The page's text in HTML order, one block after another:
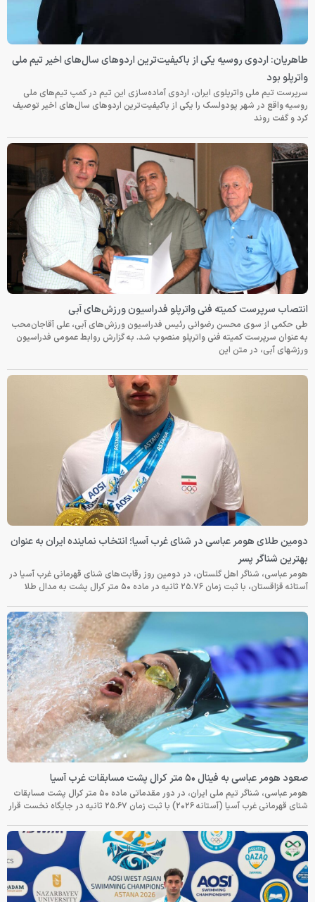
طاهریان: اردوی روسیه یکی از باکیفیت‌ترین اردوهای سال‌های اخیر تیم ملی
واترپلو بود
سرپرست تیم ملی واترپلوی ایران، اردوی آماده‌سازی این تیم در کمپ تیم‌های ملی
روسیه واقع در شهر پودولسک را یکی از باکیفیت‌ترین اردوهای سال‌های اخیر توصیف
کرد و گفت روند
انتصاب سرپرست کمیته فنی واترپلو فدراسیون ورزش‌های آبی
طی حکمی از سوی محسن رضوانی رئیس فدراسیون ورزش‌های آبی، علی آقاجان‌محب
به عنوان سرپرست کمیته فنی واترپلو منصوب شد. به گزارش روابط عمومی فدراسیون
ورزشهای آبی، در متن این
دومین طلای هومر عباسی در شنای غرب آسیا؛ انتخاب نماینده ایران به عنوان
بهترین شناگر پسر
هومر عباسی، شناگر اهل گلستان، در دومین روز رقابت‌های شنای قهرمانی غرب آسیا در
آستانه قزاقستان، با ثبت زمان ۲۵.۷۶ ثانیه در ماده ۵۰ متر کرال پشت به مدال طلا
صعود هومر عباسی به فینال ۵۰ متر کرال پشت مسابقات غرب آسیا
هومر عباسی، شناگر تیم ملی ایران، در دور مقدماتی ماده ۵۰ متر کرال پشت مسابقات
شنای قهرمانی غرب آسیا (آستانه ۲۰۲۶) با ثبت زمان ۲۵.۶۷ ثانیه در جایگاه نخست قرار